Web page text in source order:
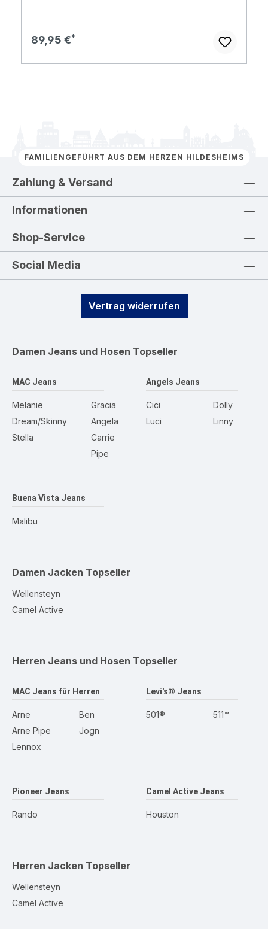
Regulärer Preis:
89,95 €
FAMILIENGEFÜHRT AUS DEM HERZEN HILDESHEIMS
Zahlung & Versand
Informationen
Shop-Service
Social Media
Vertrag widerrufen
Damen Jeans und Hosen Topseller
MAC Jeans
Melanie
Dream/Skinny
Stella
Gracia
Angela
Carrie
Pipe
Angels Jeans
Cici
Luci
Dolly
Linny
Buena Vista Jeans
Malibu
Damen Jacken Topseller
Wellensteyn
Camel Active
Herren Jeans und Hosen Topseller
MAC Jeans für Herren
Arne
Arne Pipe
Lennox
Ben
Jogn
Levi's® Jeans
501® 511™
Pioneer Jeans
Rando
Camel Active Jeans
Houston
Herren Jacken Topseller
Wellensteyn
Camel Active